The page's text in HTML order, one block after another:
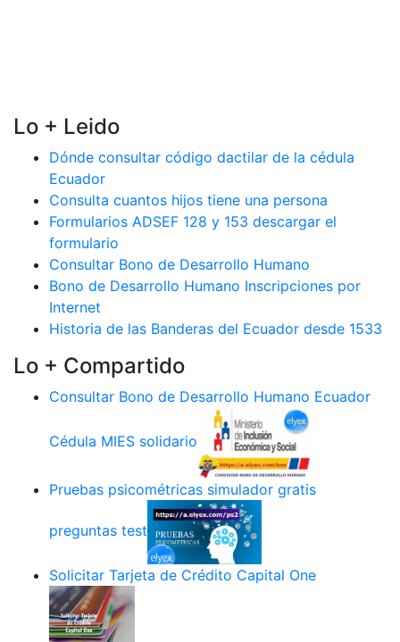
Lo + Leido
Dónde consultar código dactilar de la cédula
Ecuador
Consulta cuantos hijos tiene una persona
Formularios ADSEF 128 y 153 descargar el
formulario
Consultar Bono de Desarrollo Humano
Bono de Desarrollo Humano Inscripciones por
Internet
Historia de las Banderas del Ecuador desde 1533
Lo + Compartido
Consultar Bono de Desarrollo Humano Ecuador
Cédula MIES solidario
Pruebas psicométricas simulador gratis
preguntas test
Solicitar Tarjeta de Crédito Capital One